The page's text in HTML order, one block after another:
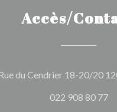
Accès/
du Cendrier 18-20/20
022 908 80 77